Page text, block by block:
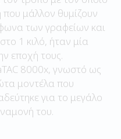
μάλλον θυμίζουν
των γραφείων και
1 κιλό, ήταν μία
εποχή τους.
8000x, γνωστό ως
μοντέλα που
για το μεγάλο
του.